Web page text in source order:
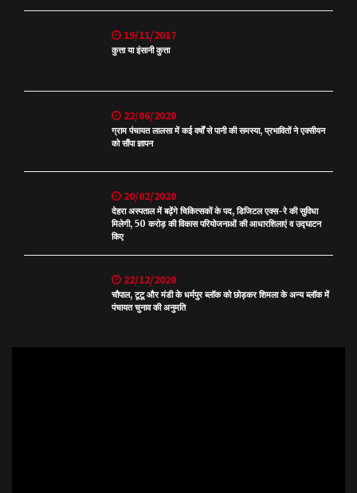
19/11/2017
कुत्ता या इंसानी कुत्ता
22/06/2020
ग्राम पंचायत लालसा में कई वर्षों से पानी की समस्या, प्रभावितों ने एक्सीयन
को सौंपा ज्ञापन
20/02/2020
देहरा अस्पताल में बढ़ेंगे चिकित्सकों के पद, डिजिटल एक्स-रे की सुविधा
मिलेगी, 50 करोड़ की विकास परियोजनाओं की आधारशिलाएं व उद्घाटन
किए
22/12/2020
चौपाल, टूटू और मंडी के धर्मपुर ब्लॉक को छोड़कर शिमला के अन्य ब्लॉक में
पंचायत चुनाव की अनुमति